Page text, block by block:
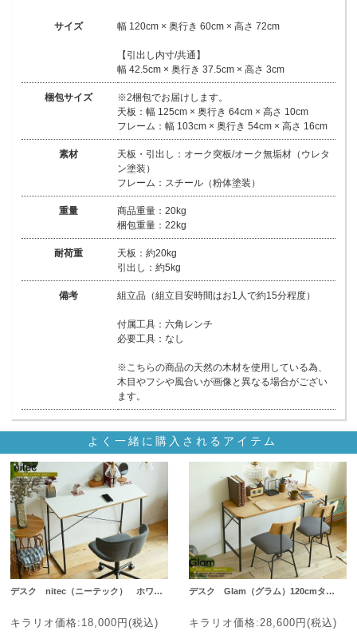
サイズ 幅 120cm × 奥行き 60cm × 高さ 72cm
【引出し内寸/共通】
幅 42.5cm × 奥行き 37.5cm × 高さ 3cm
梱包サイズ
※2梱包でお届けします。
天板：幅 125cm × 奥行き 64cm × 高さ 10cm
フレーム：幅 103cm × 奥行き 54cm × 高さ 16cm
素材
天板・引出し：オーク突板/オーク無垢材（ウレタ
ン塗装）
フレーム：スチール（粉体塗装）
重量
商品重量：20kg
梱包重量：22kg
耐荷重
天板：約20kg
引出し：約5kg
備考 組立品（組立目安時間はお1人で約15分程度）
付属工具：六角レンチ
必要工具：なし
※こちらの商品の天然の木材を使用している為、
木目やフシや風合いが画像と異なる場合がござい
ます。
よく一緒に購入されるアイテム
デスク nitec（ニーテック） ホワ…
キラリオ価格:18,000円(税込)
デスク Glam（グラム）120cmタ…
キラリオ価格:28,600円(税込)